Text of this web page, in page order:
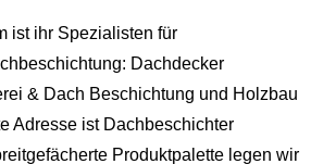
ist ihr Spezialisten für
Dachdecker
& Dach Beschichtung und Holzbau
Adresse ist Dachbeschichter
Produktpalette legen wir